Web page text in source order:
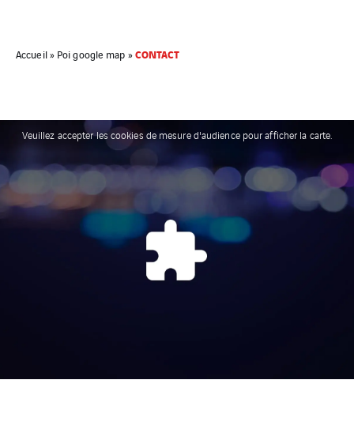
Accueil» Poi google map »CONTACT
Veuillez accepter les cookies de mesure d'audience pour afficher la carte.